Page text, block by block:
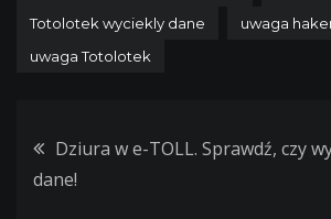
Totolotek wyciekly dane
uwaga
uwaga Totolotek
Nawigacja
Dziura w e-TOLL. Sprawdź, czy
dane!